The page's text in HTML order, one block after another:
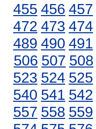
455 456 457
472 473 474
489 490 491
506 507 508
523 524 525
540 541 542
557 558 559